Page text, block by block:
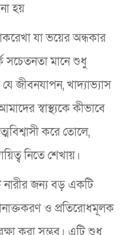
হয়
যা ভয়ের অন্ধকার
সচেতনতা মানে শুধু
জীবনযাপন, খাদ্যাভ্যাস
স্বাস্থ্যকে কীভাবে
করে তোলে,
নিতে শেখায়।
নারীর জন্য বড় একটি
শনাক্তকরণ ও প্রতিরোধমূলক